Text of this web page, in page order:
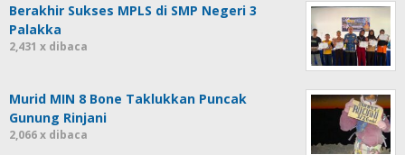
Berakhir Sukses MPLS di SMP Negeri 3
Palakka
2,431 x dibaca
Murid MIN 8 Bone Taklukkan Puncak
Gunung Rinjani
2,066 x dibaca